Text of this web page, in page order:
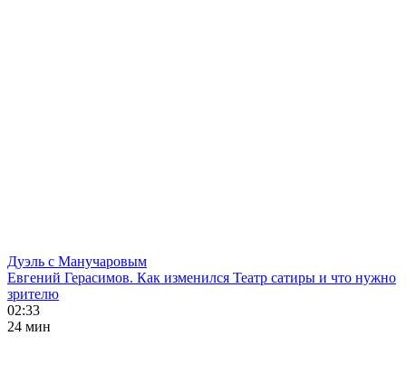
Дуэль с Манучаровым
Евгений Герасимов. Как изменился Театр сатиры и что нужно
зрителю
02:33
24 мин